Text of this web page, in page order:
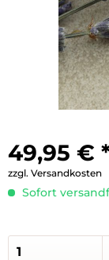
49,95 €
zzgl. Versandkosten
Sofort